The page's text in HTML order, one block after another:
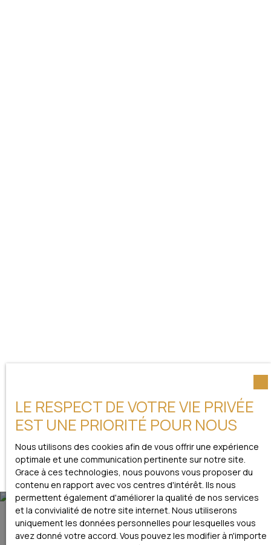
LE RESPECT DE VOTRE VIE PRIVÉE
EST UNE PRIORITÉ POUR NOUS
Nous utilisons des cookies afin de vous offrir une expérience
optimale et une communication pertinente sur notre site.
Grace à ces technologies, nous pouvons vous proposer du
contenu en rapport avec vos centres d'intérêt. Ils nous
permettent également d'améliorer la qualité de nos services
et la convivialité de notre site internet. Nous utiliserons
uniquement les données personnelles pour lesquelles vous
avez donné votre accord. Vous pouvez les modifier à n'importe